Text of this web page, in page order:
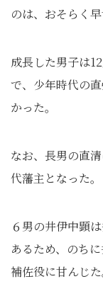
のは、おそらく
成長した男子は
で、少年時代の
かった。
なお、長男の直
代藩主となった。
６男の井伊中顕
あるため、のち
補佐役に甘んじた